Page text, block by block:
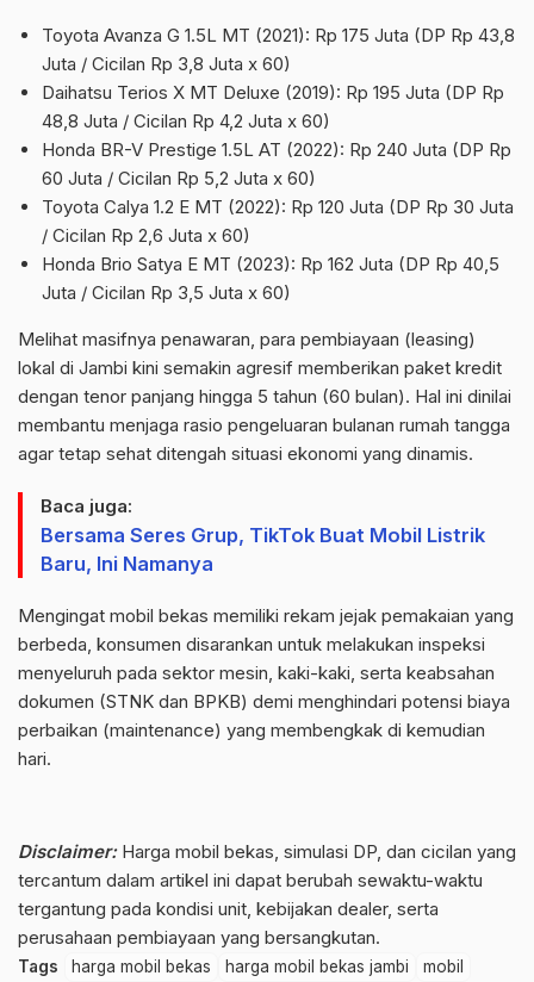
Toyota Avanza G 1.5L MT (2021): Rp 175 Juta (DP Rp 43,8
Juta / Cicilan Rp 3,8 Juta x 60)
Daihatsu Terios X MT Deluxe (2019): Rp 195 Juta (DP Rp
48,8 Juta / Cicilan Rp 4,2 Juta x 60)
Honda BR-V Prestige 1.5L AT (2022): Rp 240 Juta (DP Rp
60 Juta / Cicilan Rp 5,2 Juta x 60)
Toyota Calya 1.2 E MT (2022): Rp 120 Juta (DP Rp 30 Juta
/ Cicilan Rp 2,6 Juta x 60)
Honda Brio Satya E MT (2023): Rp 162 Juta (DP Rp 40,5
Juta / Cicilan Rp 3,5 Juta x 60)
Melihat masifnya penawaran, para pembiayaan (leasing)
lokal di Jambi kini semakin agresif memberikan paket kredit
dengan tenor panjang hingga 5 tahun (60 bulan). Hal ini dinilai
membantu menjaga rasio pengeluaran bulanan rumah tangga
agar tetap sehat ditengah situasi ekonomi yang dinamis.
Baca juga:
Bersama Seres Grup, TikTok Buat Mobil Listrik
Baru, Ini Namanya
Mengingat mobil bekas memiliki rekam jejak pemakaian yang
berbeda, konsumen disarankan untuk melakukan inspeksi
menyeluruh pada sektor mesin, kaki-kaki, serta keabsahan
dokumen (STNK dan BPKB) demi menghindari potensi biaya
perbaikan (maintenance) yang membengkak di kemudian
hari.
Disclaimer:Harga mobil bekas, simulasi DP, dan cicilan yang
tercantum dalam artikel ini dapat berubah sewaktu-waktu
tergantung pada kondisi unit, kebijakan dealer, serta
perusahaan pembiayaan yang bersangkutan.
Tags harga mobil bekas harga mobil bekas jambi
mobil